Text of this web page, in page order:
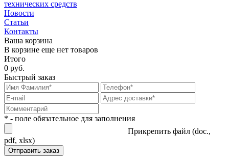
технических средств
Новости
Статьи
Контакты
Ваша корзина
В корзине еще нет товаров
Итого
0 руб.
Быстрый заказ
* - поле обязательное для заполнения
Прикрепить файл (doc.,
pdf, xlsx)